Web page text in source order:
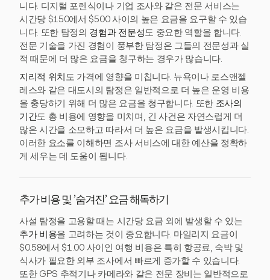
니다. 디지털 포렌식이나 기업 조사와 같은 전문 서비스는
시간당 $150에서 $500 사이의 높은 요금을 요구할 수 있습
니다. 또한 탐정의 경험과 전문성도 중요한 역할을 합니다.
전문 기술을 가진 경험이 풍부한 탐정은 그들의 전문성과 실
적 때문에 더 많은 요금을 청구하는 경우가 많습니다.
지리적 위치도 가격에 영향을 미칩니다. 뉴욕이나 로스앤젤
레스와 같은 대도시의 탐정은 일반적으로 더 높은 운영 비용
을 충당하기 위해 더 많은 요금을 청구합니다. 또한 조사의
기간도 총 비용에 영향을 미치며, 긴 사건은 자연스럽게 더
많은 시간을 소모하고 따라서 더 높은 요금을 발생시킵니다.
이러한 요소를 이해하면 조사 서비스에 대한 예산을 정확하
게 세우는 데 도움이 됩니다.
추가 비용 및 '숨겨진' 요금 해독하기
사설 탐정을 고용할 때는 시간당 요금 외에 발생할 수 있는
추가 비용을 고려하는 것이 중요합니다. 마일리지 요금이
$0.58에서 $1.00 사이인 여행 비용은 특히 항공료, 숙박 및
식사가 필요한 외부 조사에서 빠르게 증가할 수 있습니다.
또한 GPS 추적기나 카메라와 같은 전문 장비는 일반적으로